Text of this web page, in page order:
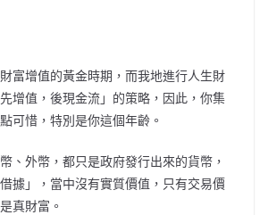
富增值的黃金時期，而我地進行人生財
增值，後現金流」的策略，因此，你集
可惜，特別是你這個年齡。
、外幣，都只是政府發行出來的貨幣，
據」，當中沒有實質價值，只有交易價
真財富。